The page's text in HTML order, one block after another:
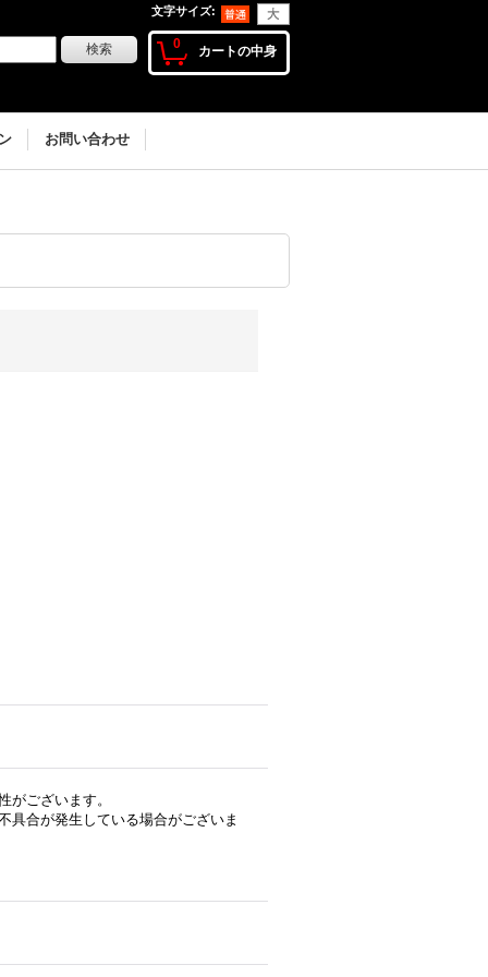
文字サイズ:
0 カートの中身
お問い合わせ
ございます。
具合が発生している場合がございま